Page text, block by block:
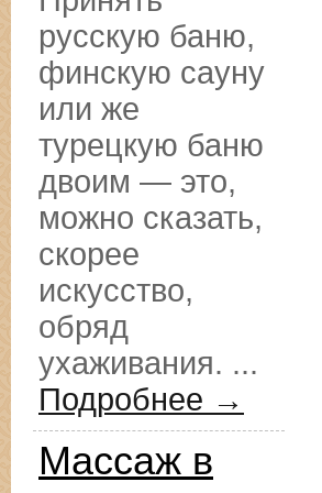
русскую баню,
финскую сауну
или же
турецкую баню
двоим — это,
можно сказать,
скорее
искусство,
обряд
ухаживания. ...
Подробнее →
Массаж в